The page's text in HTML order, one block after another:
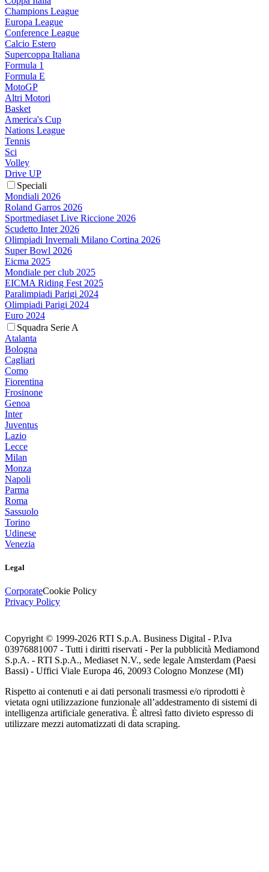
Champions League
Europa League
Conference League
Calcio Estero
Supercoppa Italiana
Formula 1
Formula E
MotoGP
Altri Motori
Basket
America's Cup
Nations League
Tennis
Sci
Volley
Drive UP
Speciali
Mondiali 2026
Roland Garros 2026
Sportmediaset Live Riccione 2026
Scudetto Inter 2026
Olimpiadi Invernali Milano Cortina 2026
Super Bowl 2026
Eicma 2025
Mondiale per club 2025
EICMA Riding Fest 2025
Paralimpiadi Parigi 2024
Olimpiadi Parigi 2024
Euro 2024
Squadra Serie A
Atalanta
Bologna
Cagliari
Como
Fiorentina
Frosinone
Genoa
Inter
Juventus
Lazio
Lecce
Milan
Monza
Napoli
Parma
Roma
Sassuolo
Torino
Udinese
Venezia
Legal
CorporateCookie Policy
Privacy Policy
Copyright © 1999-2026 RTI S.p.A. Business Digital - P.Iva
03976881007 - Tutti i diritti riservati - Per la pubblicità Mediamond
S.p.A. - RTI S.p.A., Mediaset N.V., sede legale Amsterdam (Paesi
Bassi) - Uffici Viale Europa 46, 20093 Cologno Monzese (MI)
Rispetto ai contenuti e ai dati personali trasmessi e/o riprodotti è
vietata ogni utilizzazione funzionale all’addestramento di sistemi di
intelligenza artificiale generativa. È altresì fatto divieto espresso di
utilizzare mezzi automatizzati di data scraping.